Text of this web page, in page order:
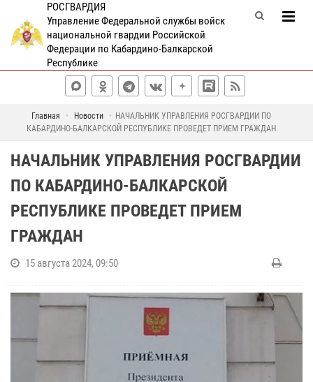
РОСГВАРДИЯ
Управление Федеральной службы войск
национальной гвардии Российской
Федерации по Кабардино-Балкарской
Республике
Главная Новости
НАЧАЛЬНИК УПРАВЛЕНИЯ РОСГВАРДИИ ПО
КАБАРДИНО-БАЛКАРСКОЙ РЕСПУБЛИКЕ ПРОВЕДЕТ ПРИЕМ ГРАЖДАН
НАЧАЛЬНИК УПРАВЛЕНИЯ РОСГВАРДИИ
ПО КАБАРДИНО-БАЛКАРСКОЙ
РЕСПУБЛИКЕ ПРОВЕДЕТ ПРИЕМ
ГРАЖДАН
15 августа 2024, 09:50